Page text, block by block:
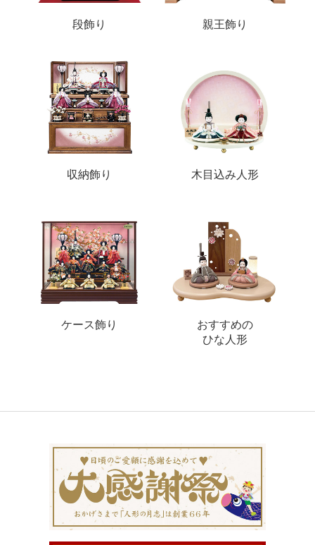
段飾り 親王飾り
収納飾り 木目込み人形
ケース飾り
おすすめの
ひな人形